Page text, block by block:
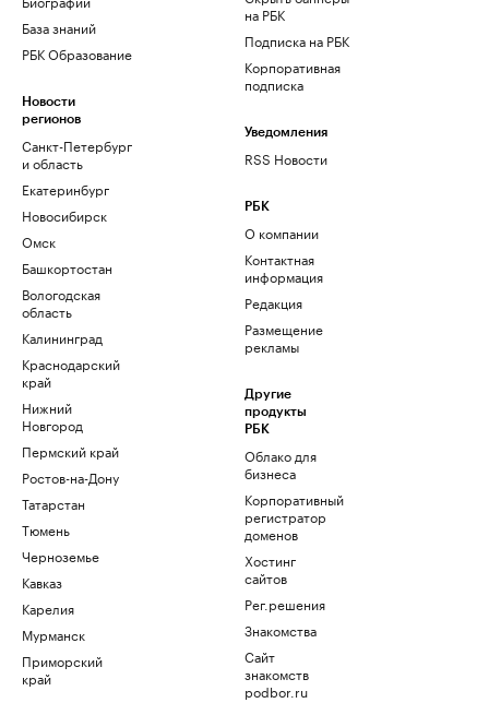
База знаний
РБК Образование
Новости
регионов
Санкт-Петербург
и область
Екатеринбург
Новосибирск
Омск
Башкортостан
Вологодская
область
Калининград
Краснодарский
край
Нижний
Новгород
Пермский край
Ростов-на-Дону
Татарстан
Тюмень
Черноземье
Кавказ
Карелия
Мурманск
Приморский
край
на РБК
Подписка на РБК
Корпоративная
подписка
Уведомления
RSS Новости
РБК
О компании
Контактная
информация
Редакция
Размещение
рекламы
Другие
продукты
РБК
Облако для
бизнеса
Корпоративный
регистратор
доменов
Хостинг
сайтов
Рег.решения
Знакомства
Сайт
знакомств
podbor.ru